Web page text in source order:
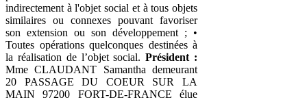
indirectement à l'objet social et à tous objets
similaires ou connexes pouvant favoriser
son extension ou son développement ; •
Toutes opérations quelconques destinées à
la réalisation de l’objet social.Président :
Mme CLAUDANT Samantha demeurant
20 PASSAGE DU COEUR SUR LA
MAIN 97200 FORT-DE-FRANCE élue